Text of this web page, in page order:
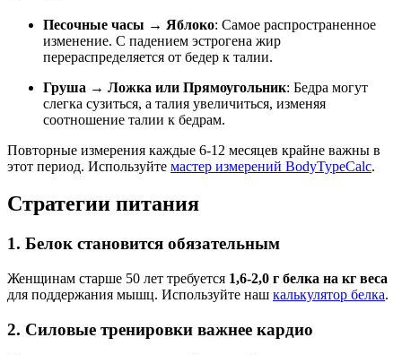
Песочные часы → Яблоко: Самое распространенное
изменение. С падением эстрогена жир
перераспределяется от бедер к талии.
Груша → Ложка или Прямоугольник: Бедра могут
слегка сузиться, а талия увеличиться, изменяя
соотношение талии к бедрам.
Повторные измерения каждые 6-12 месяцев крайне важны в
этот период. Используйте мастер измерений BodyTypeCalc.
Стратегии питания
1. Белок становится обязательным
Женщинам старше 50 лет требуется 1,6-2,0 г белка на кг веса
для поддержания мышц. Используйте наш калькулятор белка.
2. Силовые тренировки важнее кардио